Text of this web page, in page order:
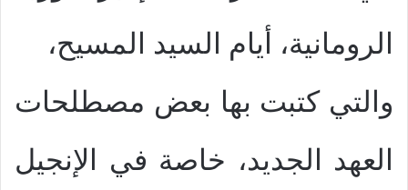
الرومانية، أيام السيد المسيح،
والتي كتبت بها بعض مصطلحات
العهد الجديد، خاصة في الإنجيل